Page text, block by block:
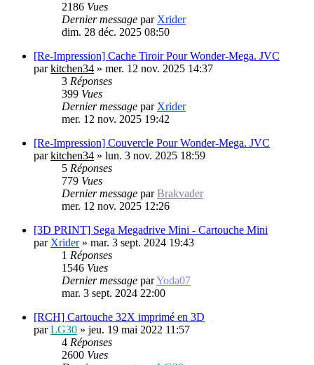
2186 Vues
Dernier message par Xrider
dim. 28 déc. 2025 08:50
[Re-Impression] Cache Tiroir Pour Wonder-Mega. JVC
parkitchen34 » mer. 12 nov. 2025 14:37
3 Réponses
399 Vues
Dernier message par Xrider
mer. 12 nov. 2025 19:42
[Re-Impression] Couvercle Pour Wonder-Mega. JVC
parkitchen34 » lun. 3 nov. 2025 18:59
5 Réponses
779 Vues
Dernier message parBrakvader
mer. 12 nov. 2025 12:26
[3D PRINT] Sega Megadrive Mini - Cartouche Mini
par Xrider» mar. 3 sept. 2024 19:43
1 Réponses
1546 Vues
Dernier message parYoda07
mar. 3 sept. 2024 22:00
[RCH] Cartouche 32X imprimé en 3D
parLG30 » jeu. 19 mai 2022 11:57
4 Réponses
2600 Vues